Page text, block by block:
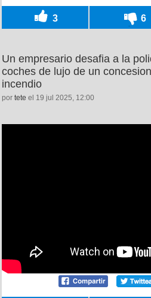
3 6
Un empresario desafia a la
coches de lujo de un
incendio
por tete el 19 jul 2025, 12:00